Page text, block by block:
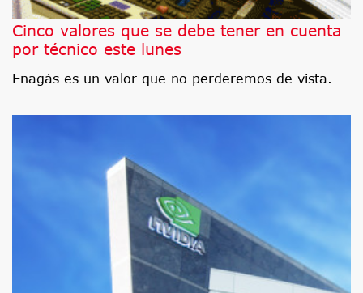
Cinco valores que se debe tener en cuenta
por técnico este lunes
Enagás es un valor que no perderemos de vista.